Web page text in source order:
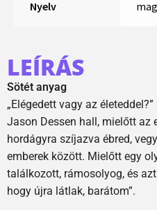
Nyelv
LEÍRÁS
Sötét anyag
„Elégedett vagy az
Jason Dessen hall, mielőtt az
hordágyra szíjazva ébred,
emberek között. Mielőtt egy
találkozott, rámosolyog, és
hogy újra látlak, barátom”.